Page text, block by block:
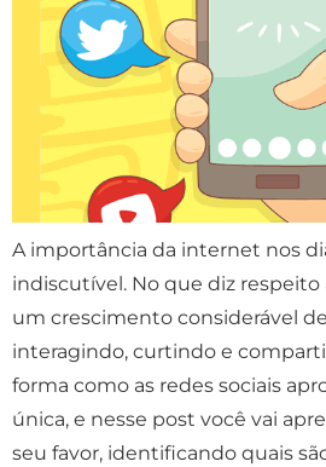
A importância da internet nos
indiscutível. No que diz respeito
um crescimento considerável
interagindo, curtindo e
forma como as redes sociais
única, e nesse post você vai
seu favor, identificando quais